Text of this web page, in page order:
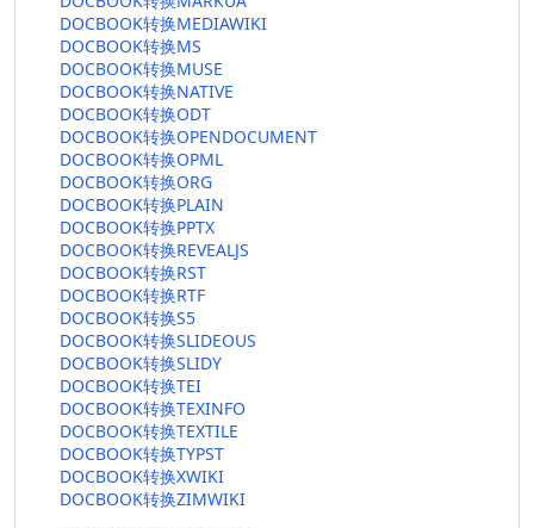
DOCBOOK转换MEDIAWIKI
DOCBOOK转换MS
DOCBOOK转换MUSE
DOCBOOK转换NATIVE
DOCBOOK转换ODT
DOCBOOK转换OPENDOCUMENT
DOCBOOK转换OPML
DOCBOOK转换ORG
DOCBOOK转换PLAIN
DOCBOOK转换PPTX
DOCBOOK转换REVEALJS
DOCBOOK转换RST
DOCBOOK转换RTF
DOCBOOK转换S5
DOCBOOK转换SLIDEOUS
DOCBOOK转换SLIDY
DOCBOOK转换TEI
DOCBOOK转换TEXINFO
DOCBOOK转换TEXTILE
DOCBOOK转换TYPST
DOCBOOK转换XWIKI
DOCBOOK转换ZIMWIKI